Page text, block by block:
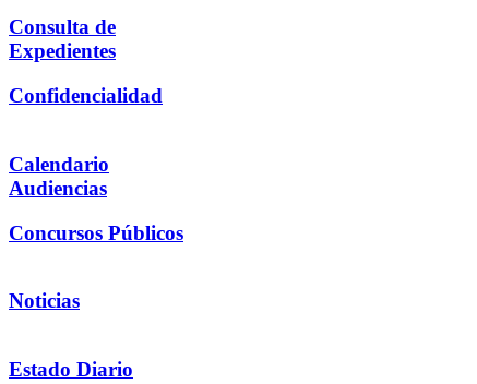
Consulta de
Expedientes
Confidencialidad
Calendario
Audiencias
Concursos Públicos
Noticias
Estado Diario